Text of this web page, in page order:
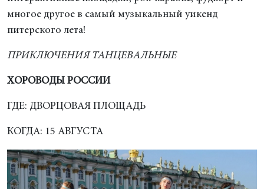
многое другое в самый музыкальный уикенд
питерского лета!
ПРИКЛЮЧЕНИЯ ТАНЦЕВАЛЬНЫЕ
ХОРОВОДЫ РОССИИ
ГДЕ: ДВОРЦОВАЯ ПЛОЩАДЬ
КОГДА: 15 АВГУСТА